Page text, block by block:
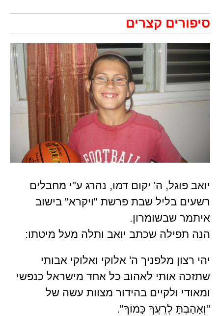
סיפורים קצרים
יואב פוגל, ה' יקום דמו, נהרג ע"י מחבלים
רשעים בליל שבת פרשת "ויקרא" בישוב
איתמר שבשומרון.
הנה תפילה שכתב יואב ותלה מעל מיטתו:
יהי רצון מלפניך ה' אלוקי ואלוקי אבותי
שתזכה אותי לאהוב כל אחד מישראל כנפשי
ומאודי ולקיים בהידור מצוות עשה של
"וְאָהַבְתָּ לְרֵעֲךָ כָּמוֹךָ".